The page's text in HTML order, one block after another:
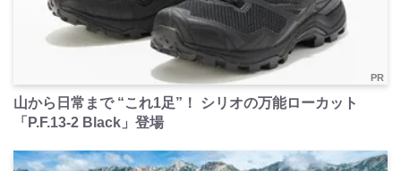
PR
山から日常まで “これ1足”！ シリオの万能ローカット
「P.F.13-2 Black」登場